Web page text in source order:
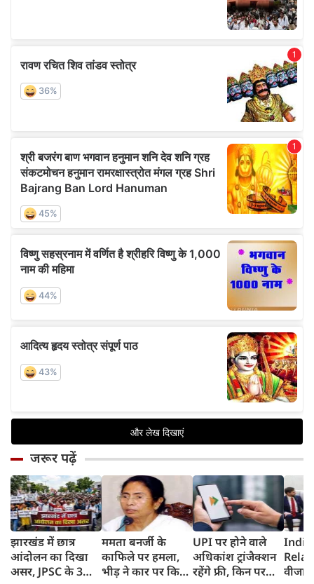
जरूर पढ़ें
झारखंड में छात्र
आंदोलन का दिखा
असर, JPSC के 3
ममता बनर्जी के
काफिले पर हमला,
भीड़ ने कार पर किया
UPI पर होने वाले
अधिकांश ट्रांजैक्शन
रहेंगे फ्री, किन पर
वीजा